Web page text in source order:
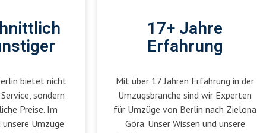
bietet nicht
sondern
Preise. Im
Umzüge
17+ Jahre
Erfahrung
Mit über 17 Jahren Erfahrung in der
Umzugsbranche sind wir Experten
für Umzüge von Berlin nach Zielona
Góra. Unser Wissen und unsere